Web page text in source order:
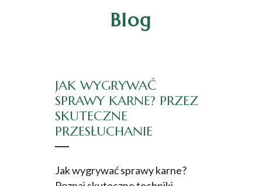
Blog
JAK WYGRYWAĆ
SPRAWY KARNE? PRZEZ
SKUTECZNE
PRZESŁUCHANIE
Jak wygrywać sprawy karne?